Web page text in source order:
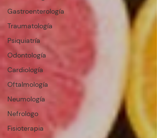
Gastroenterología
Traumatología
Psiquiatría
Odontología
Cardiología
Oftalmología
Neumología
Nefrologo
Fisioterapia